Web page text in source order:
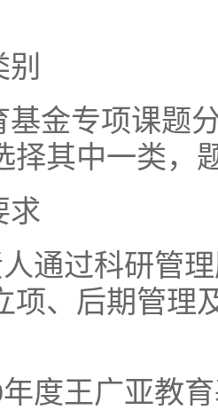
基金专项课题
择其中一类，
求
通过科研管
项、后期管理
年度王广亚教